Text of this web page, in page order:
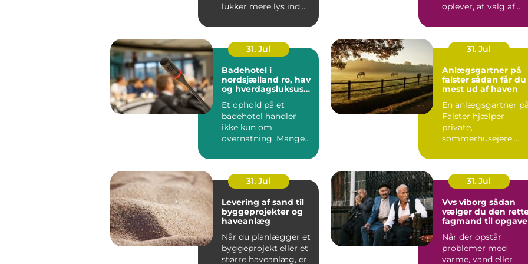
lukker mere lys ind,
størr...
oplever, at valg af
...
31. Jul
Badehotel i
nordsjælland ro, hav
og hverdagsluksus
Et ophold på et
badehotel handler
ikke kun om
overnatning. Mange
badehotel som et fr...
31. Jul
Anlægsgartner på
falster sådan får du
mest ud af haven
En anlægsgartner på
Falster hjælper
private,
sommerhusejere,
offentlige
institutione...
31. Jul
Levering af sand til
byggeprojekter og
haveanlæg
Når du planlægger et
byggeprojekt eller et
større haveanlæg, er
31. Jul
Vvs viborg sådan
vælger du den
fagmand til
Når der opstår
problemer med
varme, vand eller